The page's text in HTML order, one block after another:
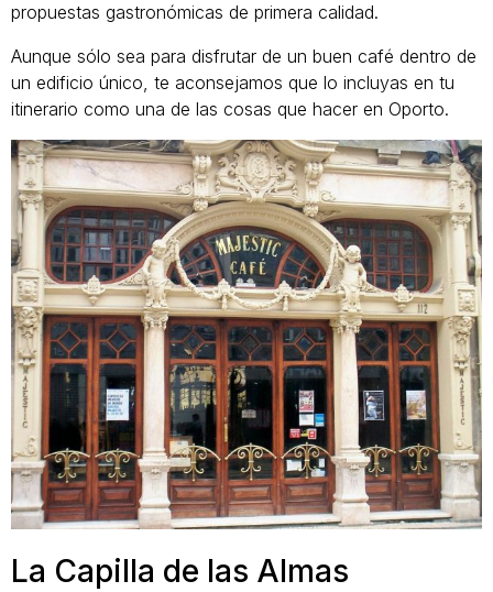
propuestas gastronómicas de primera calidad.
Aunque sólo sea para disfrutar de un buen café dentro de
un edificio único, te aconsejamos que lo incluyas en tu
itinerario como una de las cosas que hacer en Oporto.
La Capilla de las Almas